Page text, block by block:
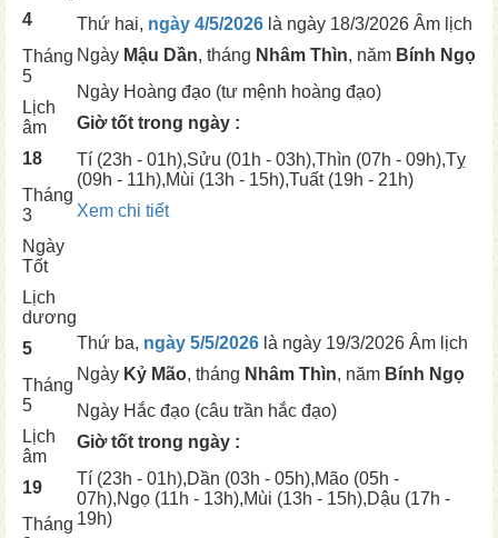
4
Tháng
5
Lịch
âm
18
Tháng
3
Ngày
Tốt
Thứ hai, ngày 4/5/2026 là ngày 18/3/2026 Âm lịch
Ngày Mậu Dần, tháng Nhâm Thìn, năm Bính Ngọ
Ngày Hoàng đạo (tư mệnh hoàng đạo)
Giờ tốt trong ngày :
Tí (23h - 01h),Sửu (01h - 03h),Thìn (07h - 09h),Tỵ
(09h - 11h),Mùi (13h - 15h),Tuất(19h - 21h)
Xem chi tiết
Lịch
dương
5
Tháng
5
Lịch
âm
19
Tháng
Thứ ba, ngày 5/5/2026 là ngày 19/3/2026 Âm lịch
Ngày Kỷ Mão, tháng Nhâm Thìn, năm Bính Ngọ
Ngày Hắc đạo (câu trần hắc đạo)
Giờ tốt trong ngày :
Tí (23h - 01h),Dần (03h - 05h),Mão (05h -
07h),Ngọ (11h - 13h),Mùi (13h - 15h),Dậu (17h -
19h)